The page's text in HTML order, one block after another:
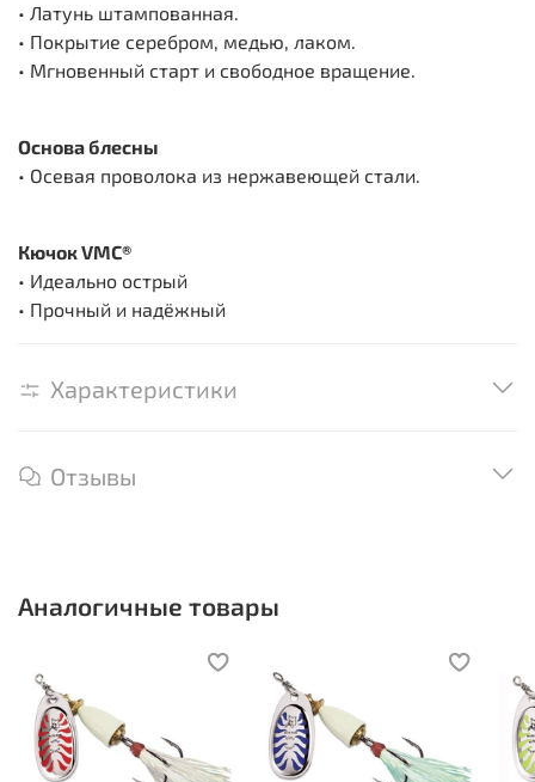
• Латунь штампованная.
• Покрытие серебром, медью, лаком.
• Мгновенный старт и свободное вращение.
Основа блесны
• Осевая проволока из нержавеющей стали.
Кючок VMC®
• Идеально острый
• Прочный и надёжный
Характеристики
Отзывы
Аналогичные товары